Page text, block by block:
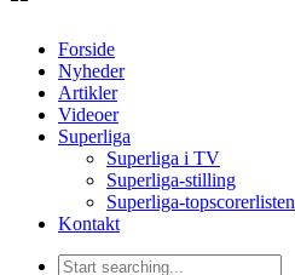
Forside
Nyheder
Artikler
Videoer
Superliga
Superliga i TV
Superliga-stilling
Superliga-topscorerlisten
Kontakt